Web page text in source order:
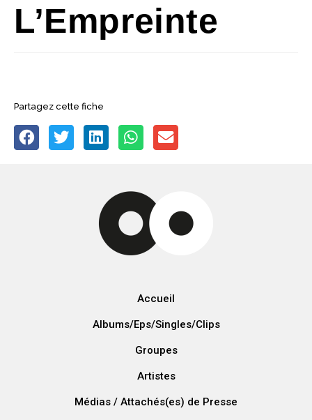
L’Empreinte
Partagez cette fiche
Accueil
Albums/Eps/Singles/Clips
Groupes
Artistes
Médias / Attachés(es) de Presse